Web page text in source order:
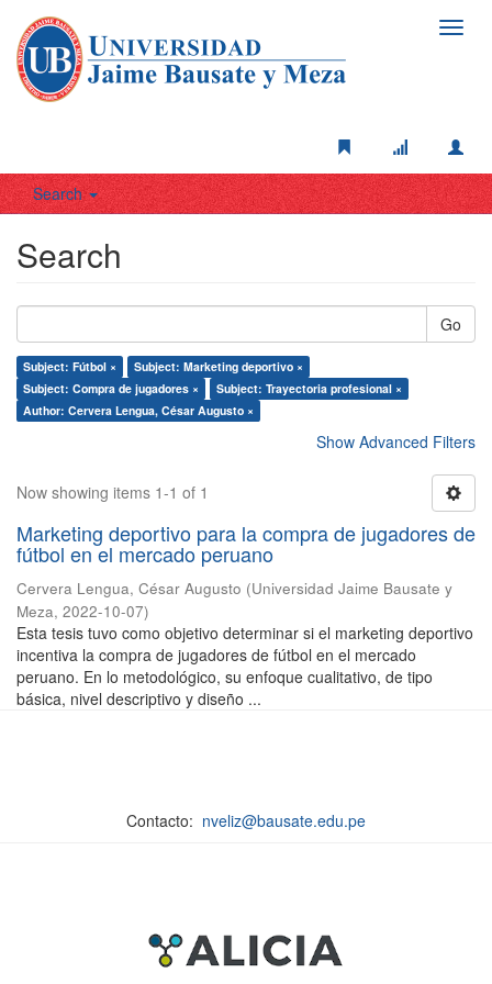
Search
Search
Go
Subject: Fútbol ×
Subject: Marketing deportivo ×
Subject: Compra de jugadores ×
Subject: Trayectoria profesional ×
Author: Cervera Lengua, César Augusto ×
Show Advanced Filters
Now showing items 1-1 of 1
Marketing deportivo para la compra de jugadores de
fútbol en el mercado peruano
Cervera Lengua, César Augusto (Universidad Jaime Bausate y
Meza, 2022-10-07)
Esta tesis tuvo como objetivo determinar si el marketing deportivo
incentiva la compra de jugadores de fútbol en el mercado
peruano. En lo metodológico, su enfoque cualitativo, de tipo
básica, nivel descriptivo y diseño ...
Contacto: nveliz@bausate.edu.pe